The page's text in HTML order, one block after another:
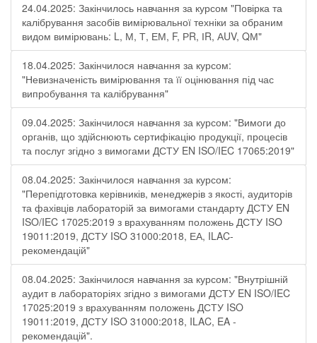
24.04.2025: Закінчилось навчання за курсом "Повірка та
калібрування засобів вимірювальної техніки за обраним
видом вимірювань: L, М, Т, ЕМ, F, РR, ІR, АUV, QМ"
18.04.2025: Закінчилося навчання за курсом:
"Невизначеність вимірювання та її оцінювання під час
випробування та калібрування"
09.04.2025: Закінчилося навчання за курсом: "Вимоги до
органів, що здійснюють сертифікацію продукції, процесів
та послуг згідно з вимогами ДСТУ EN ISO/IEC 17065:2019"
08.04.2025: Закінчилося навчання за курсом:
"Перепідготовка керівників, менеджерів з якості, аудиторів
та фахівців лабораторій за вимогами стандарту ДСТУ EN
ISO/IEC 17025:2019 з врахуванням положень ДСТУ ISO
19011:2019, ДСТУ ISO 31000:2018, ЕА, ILAC-
рекомендацій"
08.04.2025: Закінчилося навчання за курсом: "Внутрішній
аудит в лабораторіях згідно з вимогами ДСТУ EN ISO/IEC
17025:2019 з врахуванням положень ДСТУ ISO
19011:2019, ДСТУ ISO 31000:2018, ILAC, EA -
рекомендацій".